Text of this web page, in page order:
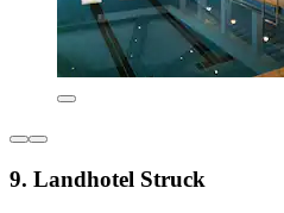
9. Landhotel Struck